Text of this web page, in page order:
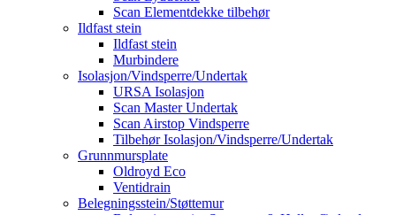
Scan Elementdekke tilbehør
Ildfast stein
Ildfast stein
Murbindere
Isolasjon/Vindsperre/Undertak
URSA Isolasjon
Scan Master Undertak
Scan Airstop Vindsperre
Tilbehør Isolasjon/Vindsperre/Undertak
Grunnmursplate
Oldroyd Eco
Ventidrain
Belegningsstein/Støttemur